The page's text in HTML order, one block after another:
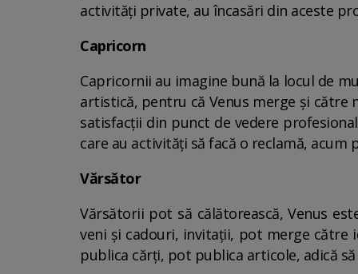
activități private, au încasări din aceste
Capricorn
Capricornii au imagine bună la locul de
artistică, pentru că Venus merge și către
satisfacții din punct de vedere
care au activități să facă o reclamă,
Vărsător
Vărsătorii pot să călătorească, Venus
veni și cadouri, invitații, pot merge către
publica cărți, pot publica articole, adică